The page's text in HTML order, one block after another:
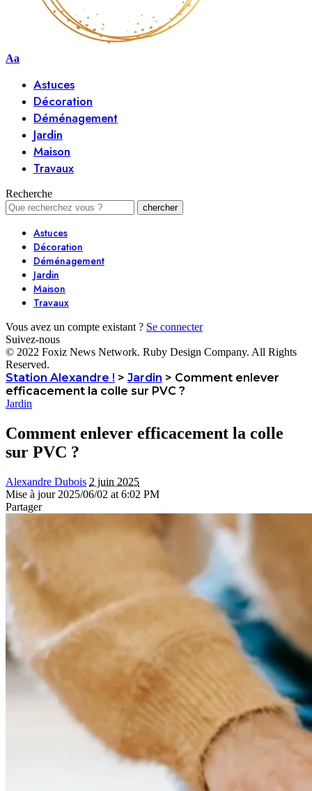
Aa
Astuces
Décoration
Déménagement
Jardin
Maison
Travaux
Recherche
Astuces
Décoration
Déménagement
Jardin
Maison
Travaux
Vous avez un compte existant ? Se connecter
Suivez-nous
© 2022 Foxiz News Network. Ruby Design Company. All Rights
Reserved.
Station Alexandre ! > Jardin > Comment enlever
efficacement la colle sur PVC ?
Jardin
Comment enlever efficacement la colle
sur PVC ?
Alexandre Dubois 2 juin 2025
Mise à jour 2025/06/02 at 6:02 PM
Partager